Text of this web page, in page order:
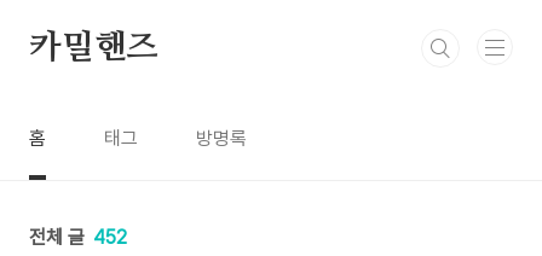
카밀핸즈
홈 태그 방명록
전체 글 452